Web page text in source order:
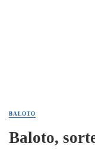
BALOTO
Baloto,